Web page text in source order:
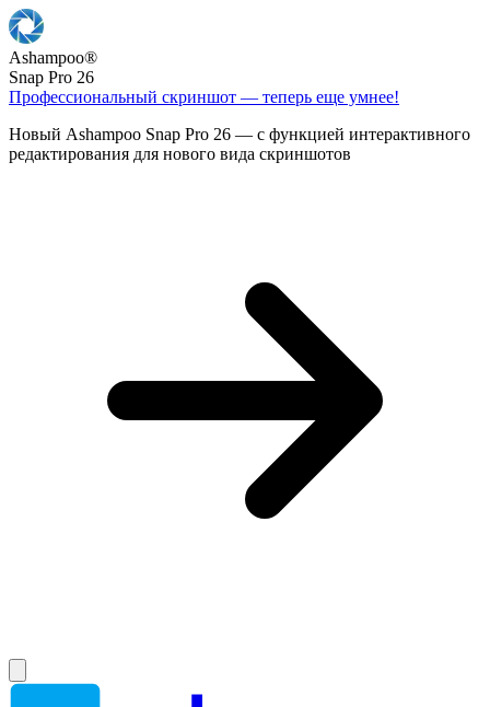
Ashampoo®
Snap Pro 26
Профессиональный скриншот — теперь еще умнее!
Новый Ashampoo Snap Pro 26 — с функцией интерактивного
редактирования для нового вида скриншотов